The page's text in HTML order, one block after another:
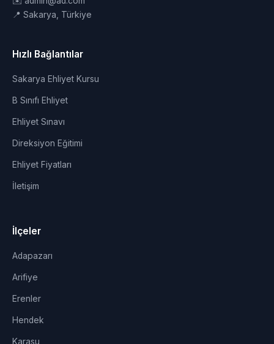
📍 Sakarya, Türkiye
Hızlı Bağlantılar
Sakarya Ehliyet Kursu
B Sınıfı Ehliyet
Ehliyet Sınavı
Direksiyon Eğitimi
Ehliyet Fiyatları
İletişim
İlçeler
Adapazarı
Arifiye
Erenler
Hendek
Karasu